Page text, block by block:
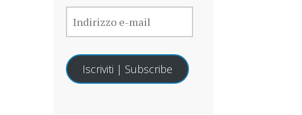
INDIRIZZO
E-
MAIL
Iscriviti | Subscribe